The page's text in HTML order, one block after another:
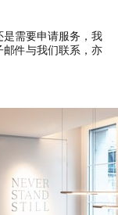
需要申请服务，我
件与我们联系，亦